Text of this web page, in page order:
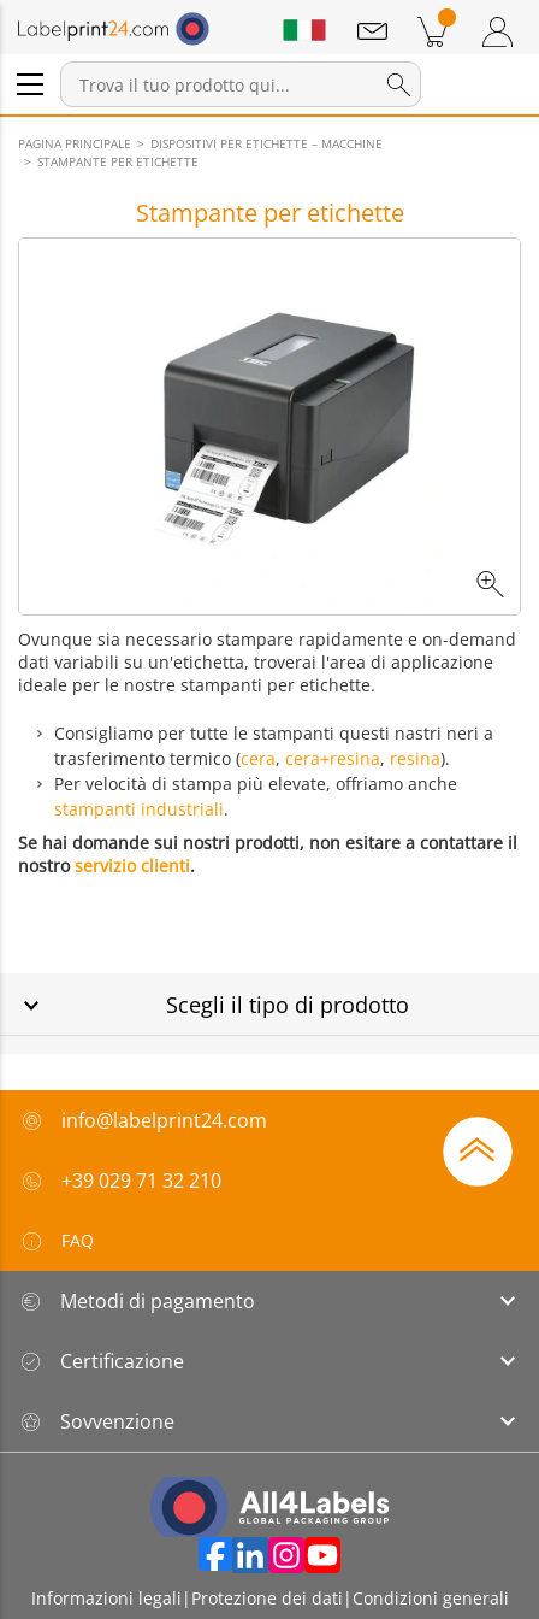
Accedi / Registrati
Prodotti nel carrello
Annunci
PAGINA PRINCIPALE
DISPOSITIVI PER ETICHETTE – MACCHINE
STAMPANTE PER ETICHETTE
Stampante per etichette
Ovunque sia necessario stampare rapidamente e on-demand
dati variabili su un'etichetta, troverai l'area di applicazione
ideale per le nostre stampanti per etichette.
Consigliamo per tutte le stampanti questi nastri neri a
trasferimento termico (cera, cera+resina, resina).
Per velocità di stampa più elevate, offriamo anche
stampanti industriali.
Se hai domande sui nostri prodotti, non esitare a contattare il
nostroservizio clienti.
Scegli il tipo di prodotto
info@labelprint24.com
+39 029 71 32 210
FAQ
Metodi di pagamento
Certificazione
Sovvenzione
Informazioni legali | Protezione dei dati | Condizioni generali